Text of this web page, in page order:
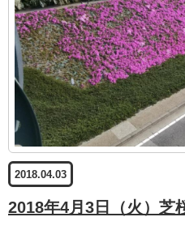
2018.04.03
2018年4月3日（火）芝